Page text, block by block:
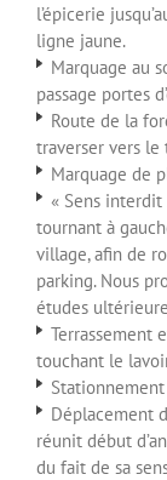
l’épicerie
ligne jaune.
Marquage au
passage portes
Route de la
traverser vers le
Marquage de
« Sens interdit
tournant à
village, afin de
parking. Nous
études
Terrassement
touchant le
Stationnement
Déplacement
réunit début
du fait de sa